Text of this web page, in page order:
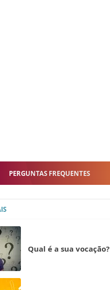
PERGUNTAS FREQUENTES
Qual é a sua vocação?